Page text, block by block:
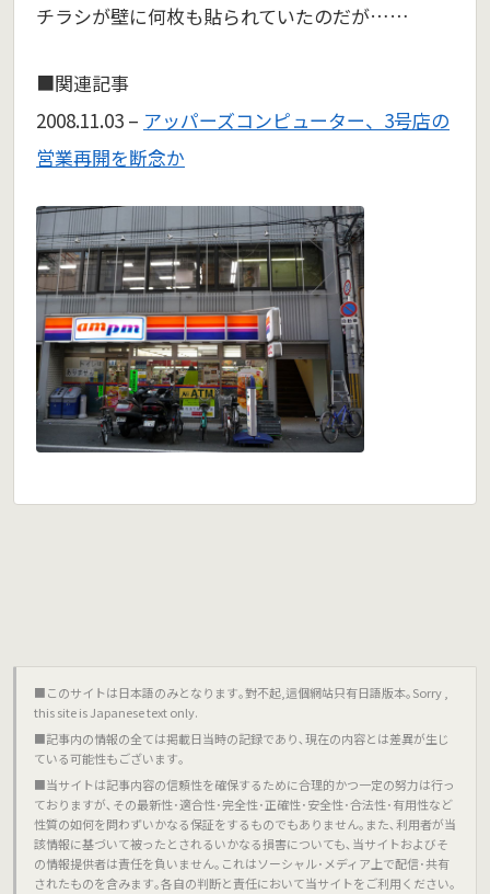
チラシが壁に何枚も貼られていたのだが……
■関連記事
2008.11.03 – アッパーズコンピューター、3号店の
営業再開を断念か
■このサイトは日本語のみとなります｡對不起,這個網站只有日語版本｡Sorry ,
this site is Japanese text only.
■記事内の情報の全ては掲載日当時の記録であり､現在の内容とは差異が生じ
ている可能性もございます｡
■当サイトは記事内容の信頼性を確保するために合理的かつ一定の努力は行っ
ておりますが､その最新性･適合性･完全性･正確性･安全性･合法性･有用性など
性質の如何を問わずいかなる保証をするものでもありません｡また､利用者が当
該情報に基づいて被ったとされるいかなる損害についても､当サイトおよびそ
の情報提供者は責任を負いません｡これはソーシャル･メディア上で配信･共有
されたものを含みます｡各自の判断と責任において当サイトをご利用ください｡